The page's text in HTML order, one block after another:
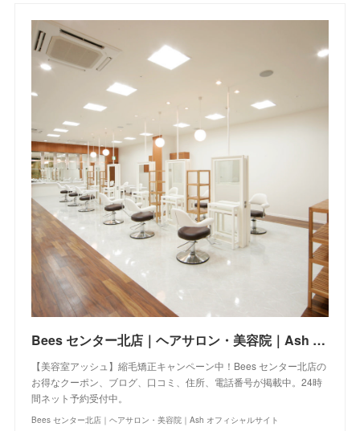
Bees センター北店｜ヘアサロン・美容院｜Ash オフィシャルサイト
【美容室アッシュ】縮毛矯正キャンペーン中！Bees センター北店の
お得なクーポン、ブログ、口コミ、住所、電話番号が掲載中。24時
間ネット予約受付中。
Bees センター北店｜ヘアサロン・美容院｜Ash オフィシャルサイト